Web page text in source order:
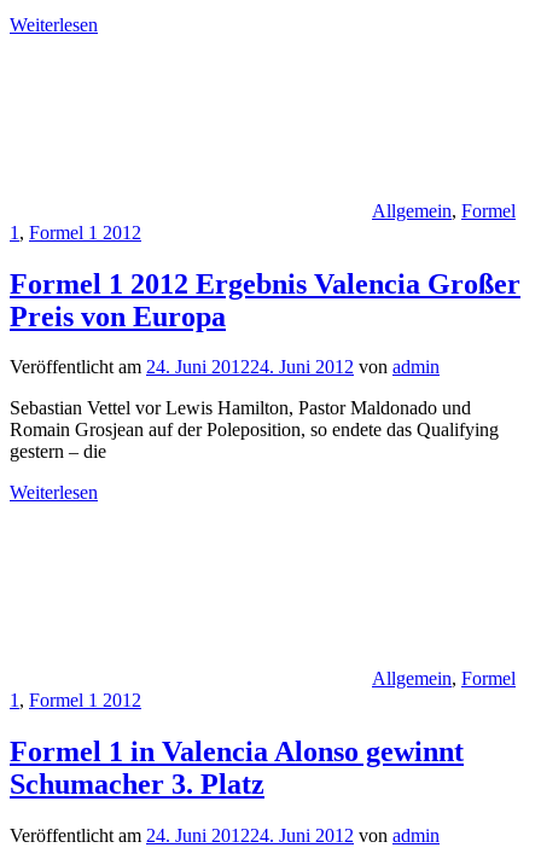
Weiterlesen
Allgemein, Formel
1 , Formel 1 2012
Formel 1 2012 Ergebnis Valencia Großer
Preis von Europa
Veröffentlicht am 24. Juni 201224. Juni 2012 von admin
Sebastian Vettel vor Lewis Hamilton, Pastor Maldonado und
Romain Grosjean auf der Poleposition, so endete das Qualifying
gestern – die
Weiterlesen
Allgemein, Formel
1, Formel 1 2012
Formel 1 in Valencia Alonso gewinnt
Schumacher 3. Platz
Veröffentlicht am 24. Juni 201224. Juni 2012 von admin